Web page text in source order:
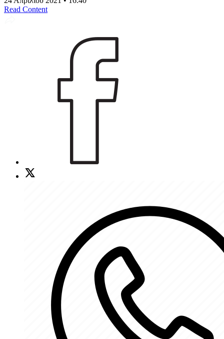
Read Content